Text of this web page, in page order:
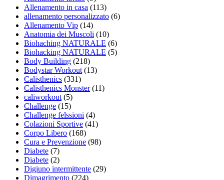
Allenamento in casa (113)
allenamento personalizzato (6)
Allenamento Vip (14)
Anatomia dei Muscoli (10)
Biohaching NATURALE (6)
Biohacking NATURALE (5)
Body Building (218)
Bodystar Workout(13)
Calisthenics (331)
Calisthenics Monster(11)
caliworkout(5)
Challenge (15)
Challenge felssioni (4)
Colazioni Sportive (41)
Corpo Libero (168)
Cura e Prevenzione (98)
Diabete (7)
Diabete (2)
Digiuno intermittente (29)
Dimagrimento (224)